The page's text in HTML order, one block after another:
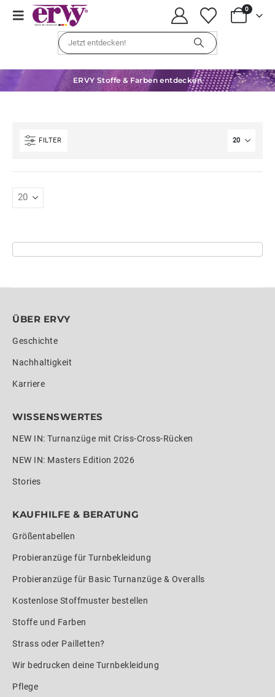
0
ERVY Stoffe & Farben entdecken
FILTER
ÜBER ERVY
Geschichte
Nachhaltigkeit
Karriere
WISSENSWERTES
NEW IN: Turnanzüge mit Criss-Cross-Rücken
NEW IN: Masters Edition 2026
Stories
KAUFHILFE & BERATUNG
Größentabellen
Probieranzüge für Turnbekleidung
Probieranzüge für Basic Turnanzüge & Overalls
Kostenlose Stoffmuster bestellen
Stoffe und Farben
Strass oder Pailletten?
Wir bedrucken deine Turnbekleidung
Pflege